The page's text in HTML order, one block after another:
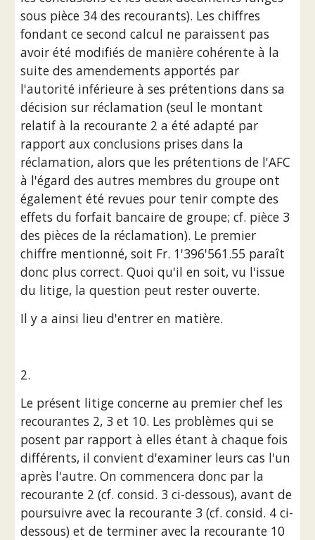
sous pièce 34 des recourants). Les chiffres
fondant ce second calcul ne paraissent pas
avoir été modifiés de manière cohérente à la
suite des amendements apportés par
l'autorité inférieure à ses prétentions dans sa
décision sur réclamation (seul le montant
relatif à la recourante 2 a été adapté par
rapport aux conclusions prises dans la
réclamation, alors que les prétentions de l'AFC
à l'égard des autres membres du groupe ont
également été revues pour tenir compte des
effets du forfait bancaire de groupe; cf. pièce 3
des pièces de la réclamation). Le premier
chiffre mentionné, soit Fr. 1'396'561.55 paraît
donc plus correct. Quoi qu'il en soit, vu l'issue
du litige, la question peut rester ouverte.
Il y a ainsi lieu d'entrer en matière.
2.
Le présent litige concerne au premier chef les
recourantes 2, 3 et 10. Les problèmes qui se
posent par rapport à elles étant à chaque fois
différents, il convient d'examiner leurs cas l'un
après l'autre. On commencera donc par la
recourante 2 (cf. consid. 3 ci-dessous), avant de
poursuivre avec la recourante 3 (cf. consid. 4 ci-
dessous) et de terminer avec la recourante 10